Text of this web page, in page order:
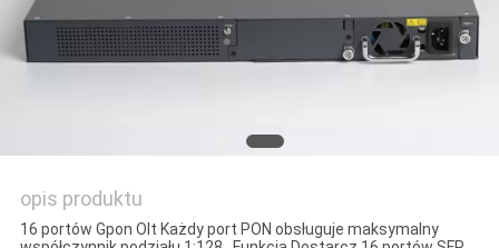
opis produktu
16 portów Gpon Olt Każdy port PON obsługuje maksymalny